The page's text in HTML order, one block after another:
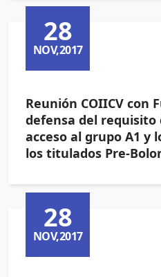
28
NOV,2017
Reunión COIICV con
defensa del requisito
acceso al grupo A1 y
los titulados Pre-
28
NOV,2017